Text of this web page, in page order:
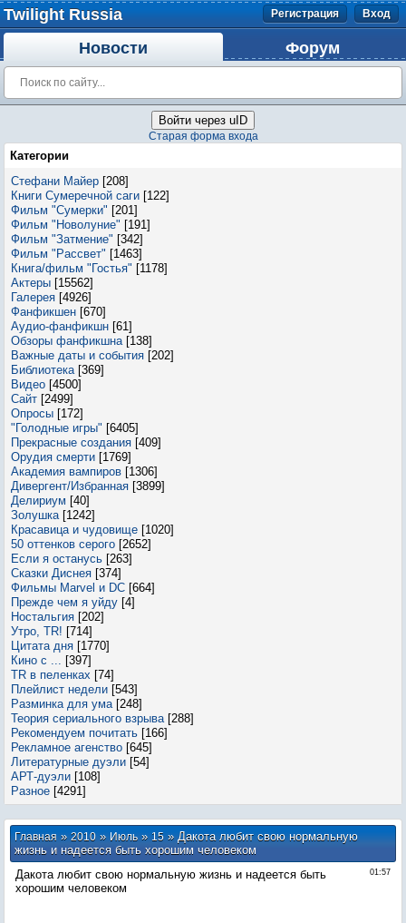
Twilight Russia Регистрация Вход
Новости Форум
Войти через uID
Старая форма входа
Категории
Стефани Майер [208]
Книги Сумеречной саги [122]
Фильм "Сумерки" [201]
Фильм "Новолуние" [191]
Фильм "Затмение" [342]
Фильм "Рассвет" [1463]
Книга/фильм "Гостья" [1178]
Актеры [15562]
Галерея [4926]
Фанфикшен [670]
Аудио-фанфикшн [61]
Обзоры фанфикшна [138]
Важные даты и события [202]
Библиотека [369]
Видео [4500]
Сайт [2499]
Опросы [172]
"Голодные игры" [6405]
Прекрасные создания [409]
Орудия смерти [1769]
Академия вампиров [1306]
Дивергент/Избранная [3899]
Делириум [40]
Золушка [1242]
Красавица и чудовище [1020]
50 оттенков серого [2652]
Если я останусь [263]
Сказки Диснея [374]
Фильмы Marvel и DC [664]
Прежде чем я уйду [4]
Ностальгия [202]
Утро, TR! [714]
Цитата дня [1770]
Кино с ... [397]
TR в пеленках [74]
Плейлист недели [543]
Разминка для ума [248]
Теория сериального взрыва [288]
Рекомендуем почитать [166]
Рекламное агенство [645]
Литературные дуэли [54]
АРТ-дуэли [108]
Разное [4291]
Главная»2010 » Июль » 15» Дакота любит свою нормальную
жизнь и надеется быть хорошим человеком
01:57
Дакота любит свою нормальную жизнь и надеется быть
хорошим человеком